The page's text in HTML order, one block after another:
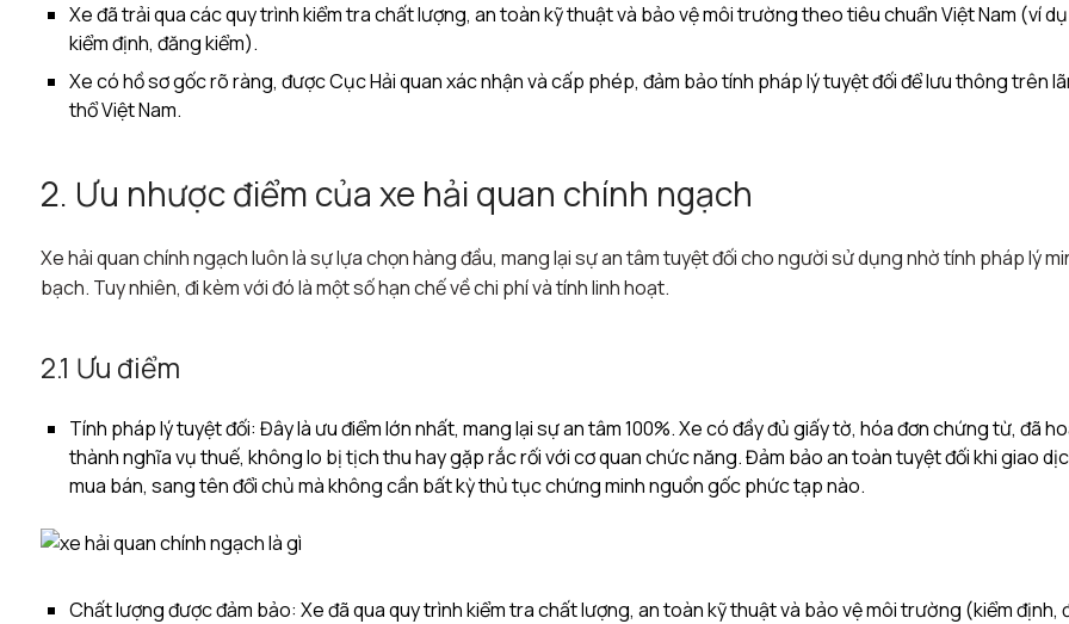
Xe đã trải qua các quy trình kiểm tra chất lượng, an toàn kỹ thuật và bảo vệ môi trường theo tiêu chuẩn Việt Nam (ví
kiểm định, đăng kiểm).
Xe có hồ sơ gốc rõ ràng, được Cục Hải quan xác nhận và cấp phép, đảm bảo tính pháp lý tuyệt đối để lưu thông trên
thổ Việt Nam.
2. Ưu nhược điểm của xe hải quan chính ngạch
Xe hải quan chính ngạch luôn là sự lựa chọn hàng đầu, mang lại sự an tâm tuyệt đối cho người sử dụng nhờ tính pháp lý
bạch. Tuy nhiên, đi kèm với đó là một số hạn chế về chi phí và tính linh hoạt.
2.1 Ưu điểm
Tính pháp lý tuyệt đối: Đây là ưu điểm lớn nhất, mang lại sự an tâm 100%. Xe có đầy đủ giấy tờ, hóa đơn chứng từ, đã
thành nghĩa vụ thuế, không lo bị tịch thu hay gặp rắc rối với cơ quan chức năng. Đảm bảo an toàn tuyệt đối khi giao
mua bán, sang tên đổi chủ mà không cần bất kỳ thủ tục chứng minh nguồn gốc phức tạp nào.
Chất lượng được đảm bảo: Xe đã qua quy trình kiểm tra chất lượng, an toàn kỹ thuật và bảo vệ môi trường (kiểm định,